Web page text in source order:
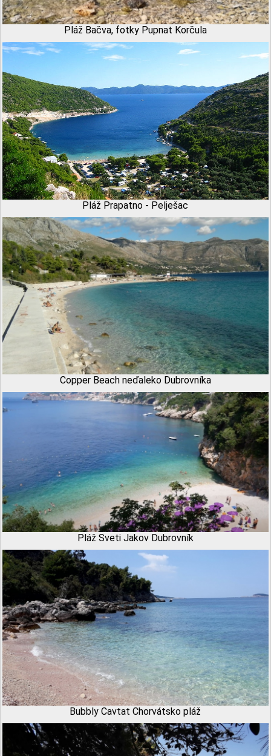
Pláž Bačva, fotky Pupnat Korčula
Pláž Prapatno - Pelješac
Copper Beach neďaleko Dubrovníka
Pláž Sveti Jakov Dubrovník
Bubbly Cavtat Chorvátsko pláž